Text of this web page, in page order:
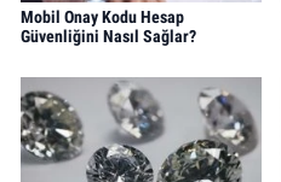
Mobil Onay Kodu Hesap
Güvenliğini Nasıl Sağlar?